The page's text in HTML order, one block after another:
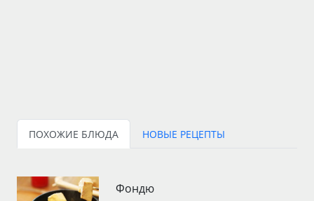
ПОХОЖИЕ БЛЮДА НОВЫЕ РЕЦЕПТЫ
Фондю